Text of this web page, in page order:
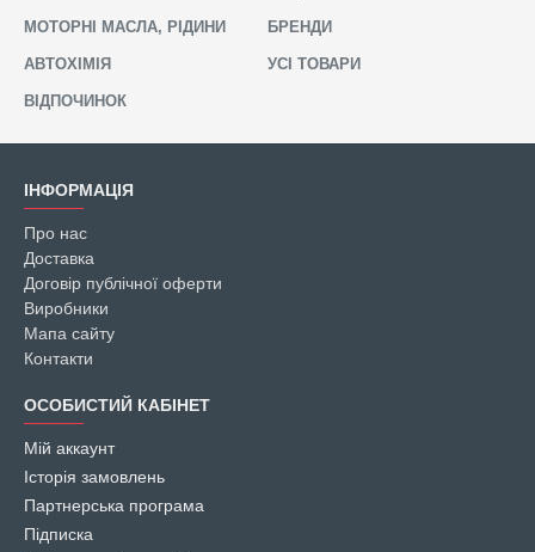
МОТОРНІ МАСЛА, РІДИНИ
АВТОХІМІЯ
ВІДПОЧИНОК
БРЕНДИ
УСІ ТОВАРИ
ІНФОРМАЦІЯ
Про нас
Доставка
Договір публічної оферти
Виробники
Мапа сайту
Контакти
ОСОБИСТИЙ КАБІНЕТ
Мій аккаунт
Історія замовлень
Партнерська програма
Підписка